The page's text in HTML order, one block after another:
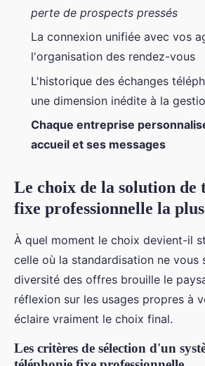
perte de prospects pressés
La connexion unifiée avec vos
l'organisation des rendez-vous
L'historique des échanges
une dimension inédite à la
Chaque entreprise
accueil et ses messages
Le choix de la solution de
fixe professionnelle la
À quel moment le choix devient-il
celle où la standardisation ne vous
diversité des offres brouille le
réflexion sur les usages propres à
éclaire vraiment le choix final.
Les critères de sélection d'un